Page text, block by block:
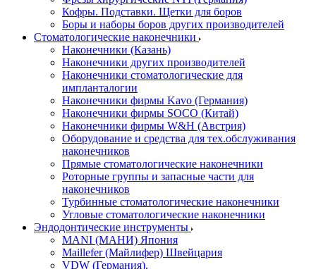
Кофры. Подставки. Щетки для боров
Боры и наборы боров других производителей
Стоматологические наконечники
Наконечники (Казань)
Наконечники других производителей
Наконечники стоматологические для
импланталогии
Наконечники фирмы Kavo (Германия)
Наконечники фирмы SOCO (Китай)
Наконечники фирмы W&H (Австрия)
Оборудование и средства для тех.обслуживания
наконечников
Прямые стоматологические наконечники
Роторные группы и запасные части для
наконечников
Турбинные стоматологические наконечники
Угловые стоматологические наконечники
Эндодонтические инструменты
MANI (МАНИ) Япония
Maillefer (Майлифер) Швейцария
VDW (Германия).